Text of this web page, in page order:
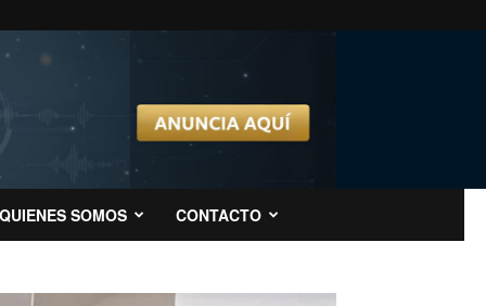
QUIENES SOMOS CONTACTO